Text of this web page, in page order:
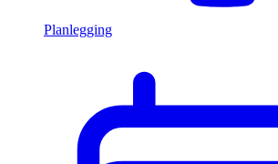
Planlegging